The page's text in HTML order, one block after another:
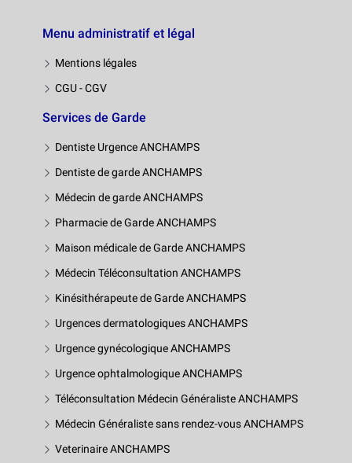
Menu administratif et légal
Mentions légales
CGU - CGV
Services de Garde
Dentiste Urgence ANCHAMPS
Dentiste de garde ANCHAMPS
Médecin de garde ANCHAMPS
Pharmacie de Garde ANCHAMPS
Maison médicale de Garde ANCHAMPS
Médecin Téléconsultation ANCHAMPS
Kinésithérapeute de Garde ANCHAMPS
Urgences dermatologiques ANCHAMPS
Urgence gynécologique ANCHAMPS
Urgence ophtalmologique ANCHAMPS
Téléconsultation Médecin Généraliste ANCHAMPS
Médecin Généraliste sans rendez-vous ANCHAMPS
Veterinaire ANCHAMPS